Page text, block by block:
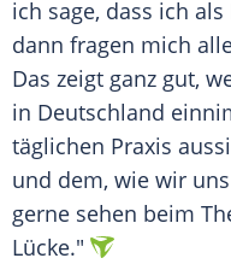
ich sage, dass ich
dann fragen mich
Das zeigt ganz gut,
in Deutschland
täglichen Praxis
und dem, wie wir
gerne sehen beim
Lücke."